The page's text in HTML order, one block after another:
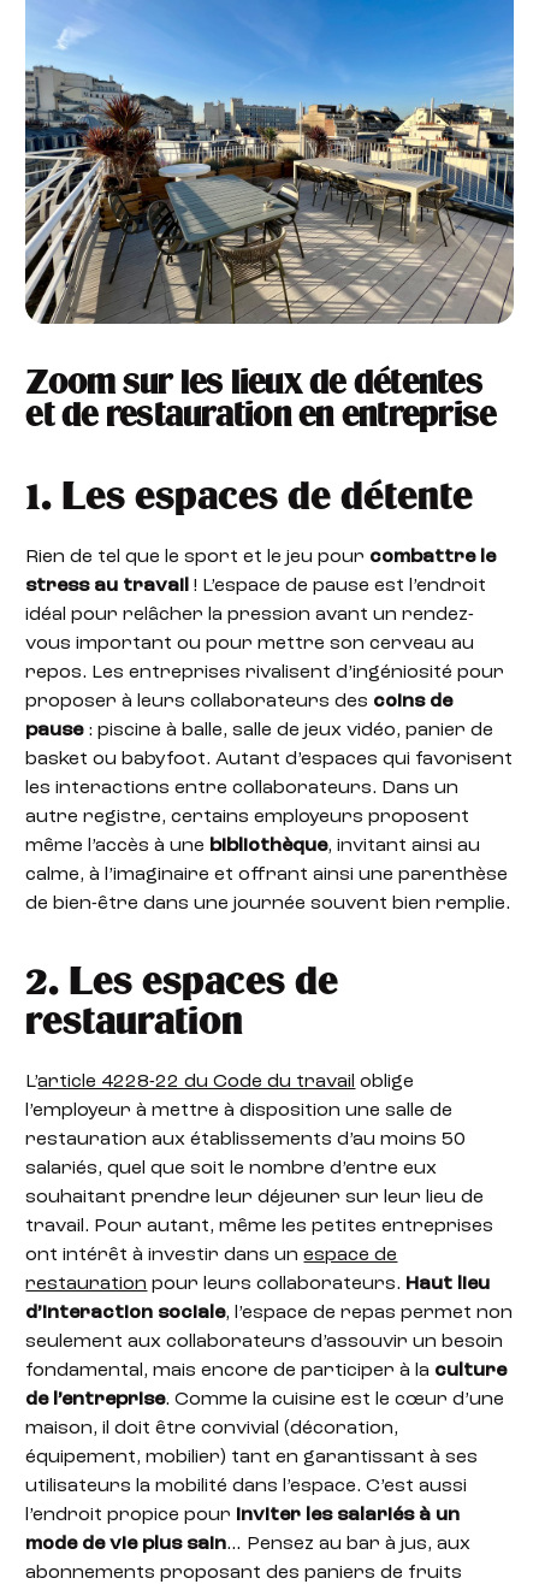
Zoom sur les lieux de détentes
et de restauration en entreprise
1. Les espaces de détente
Rien de tel que le sport et le jeu pour combattre le
stress au travail
! L’espace de pause est l’endroit
idéal pour relâcher la pression avant un rendez-
vous important ou pour mettre son cerveau au
repos. Les entreprises rivalisent d’ingéniosité pour
proposer à leurs collaborateurs des coins de
pause: piscine à balle, salle de jeux vidéo, panier de
basket ou babyfoot. Autant d’espaces qui favorisent
les interactions entre collaborateurs. Dans un
autre registre, certains employeurs proposent
même l’accès à une bibliothèque, invitant ainsi au
calme, à l’imaginaire et offrant ainsi une parenthèse
de bien-être dans une journée souvent bien remplie.
2. Les espaces de
restauration
L’article 4228-22 du Code du travail oblige
l’employeur à mettre à disposition une salle de
restauration aux établissements d’au moins 50
salariés, quel que soit le nombre d’entre eux
souhaitant prendre leur déjeuner sur leur lieu de
travail. Pour autant, même les petites entreprises
ont intérêt à investir dans unespace de
restauration pour leurs collaborateurs. Haut lieu
d’interaction sociale, l’espace de repas permet non
seulement aux collaborateurs d’assouvir un besoin
fondamental, mais encore de participer à la culture
de l’entreprise. Comme la cuisine est le cœur d’une
maison, il doit être convivial (décoration,
équipement, mobilier) tant en garantissant à ses
utilisateurs la mobilité dans l’espace. C’est aussi
l’endroit propice pour
inviter les salariés à un
mode de vie plus sain… Pensez au bar à jus, aux
abonnements proposant des paniers de fruits